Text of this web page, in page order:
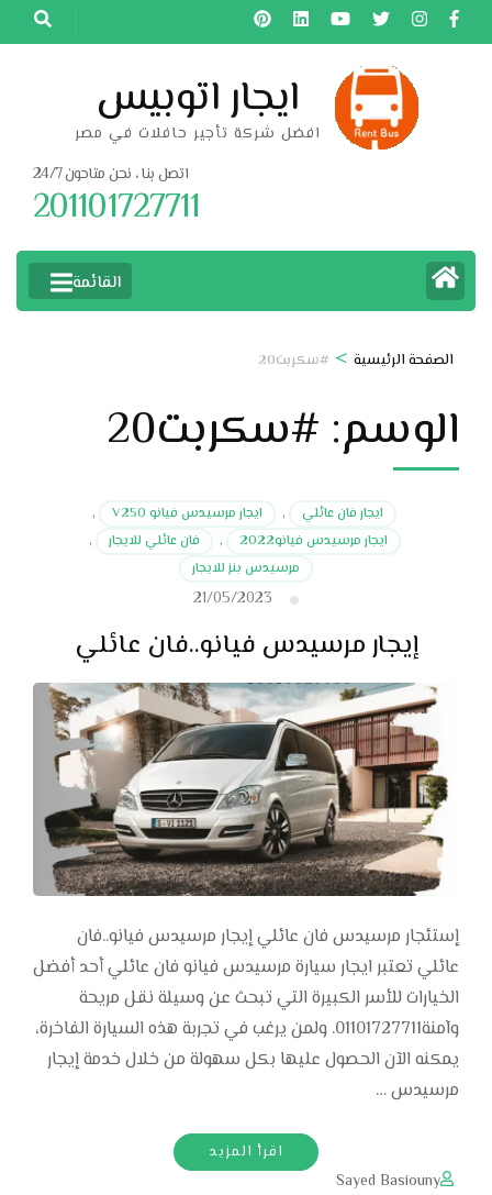
تخطى
إلى
ايجار اتوبيس
افضل شركة تأجير حافلات في مصر
اتصل بنا ، نحن متاحون 24/7
201101727711
القائمة
الصفحة الرئيسية > #سكربت20
الوسم: #سكربت20
ايجار فان عائلي , ايجار مرسيدس فيانو V250
,
ايجار مرسيدس فيانو2022
, فان عائلي للايجار
,
مرسيدس بنز للايجار
21/05/2023
إيجار مرسيدس فيانو..فان عائلي
إستئجار مرسيدس فان عائلي إيجار مرسيدس فيانو..فان
عائلي تعتبر ايجار سيارة مرسيدس فيانو فان عائلي أحد أفضل
الخيارات للأسر الكبيرة التي تبحث عن وسيلة نقل مريحة
وآمنة01101727711. ولمن يرغب في تجربة هذه السيارة الفاخرة،
يمكنه الآن الحصول عليها بكل سهولة من خلال خدمة إيجار
مرسيدس …
اقرأ المزيد
Sayed Basiouny